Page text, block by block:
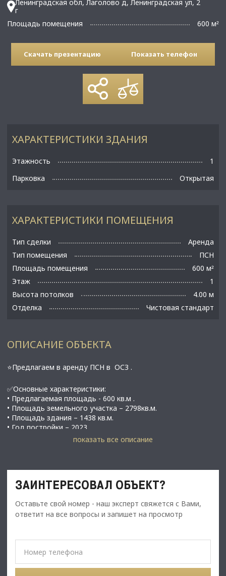
Ленинградская обл, Лаголово д, Ленинградская ул, 2
г
Площадь помещения
600 м²
Скачать презентацию Показать телефон
ХАРАКТЕРИСТИКИ ПОМЕЩЕНИЯ
Тип сделки
Аренда
Тип помещения
ПСН
Площадь помещения
600 м²
Этаж
1
Высота потолков
4.00 м
Отделка
Чистовая стандарт
ХАРАКТЕРИСТИКИ ЗДАНИЯ
Этажность
1
Парковка
Открытая
ОПИСАНИЕ ОБЪЕКТА
⭐Предлагаем в аренду ПСН в ОСЗ .
✅Основные характеристики:
• Предлагаемая площадь - 600 кв.м .
• Площадь земельного участка – 2798кв.м.
• Площадь здания – 1438 кв.м.
• Год постройки – 2023
⭐Стоимость, условия сделки:
• Обеспечительный платёж -100%
• Срок договора длительный(от 11мес.)
⭐ Описание :
Объект расположен в «густо населенном
показать все описание
ЗАИНТЕРЕСОВАЛ ОБЪЕКТ?
Оставьте свой номер - наш эксперт свяжется с Вами,
ответит на все вопросы и запишет на просмотр